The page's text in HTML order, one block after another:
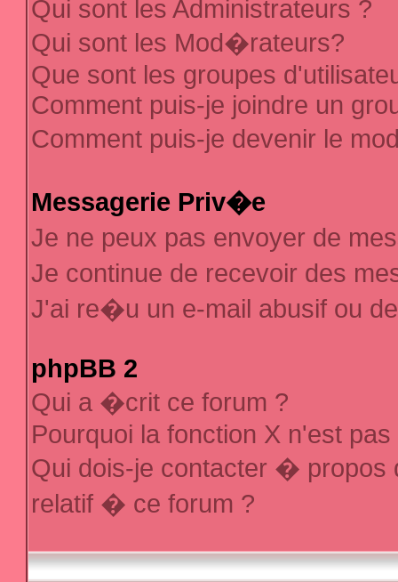
Qui sont les Administrateurs ?
Qui sont les Mod�rateurs?
Que sont les groupes
Comment puis-je joindre un
Comment puis-je devenir le
Messagerie Priv�e
Je ne peux pas envoyer de
Je continue de recevoir des
J'ai re�u un e-mail abusif ou
phpBB 2
Qui a �crit ce forum ?
Pourquoi la fonction X n'est
Qui dois-je contacter �
relatif � ce forum ?